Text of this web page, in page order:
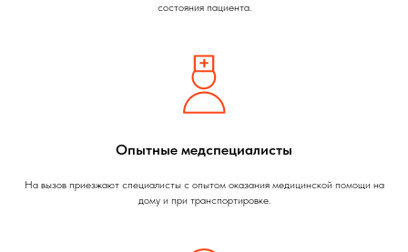
состояния пациента.
Опытные медспециалисты
На вызов приезжают специалисты с опытом оказания медицинской помощи на
дому и при транспортировке.